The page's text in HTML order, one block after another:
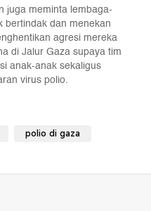
juga meminta lembaga-
bertindak dan menekan
agresi mereka
di Jalur Gaza supaya tim
anak-anak sekaligus
virus polio.
polio di gaza